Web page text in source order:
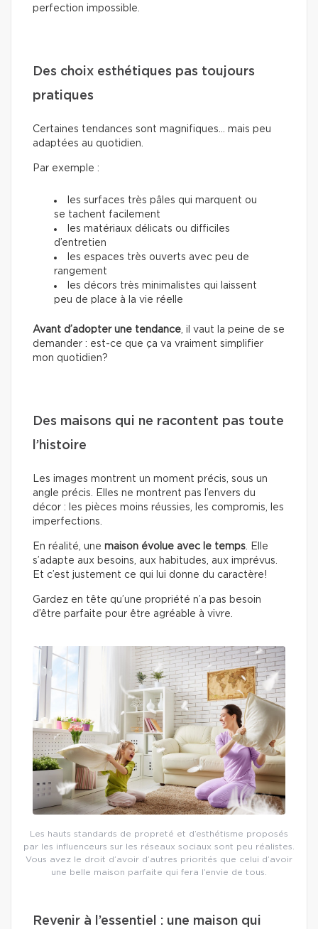
perfection impossible.
Des choix esthétiques pas toujours
pratiques
Certaines tendances sont magnifiques… mais peu
adaptées au quotidien.
Par exemple :
les surfaces très pâles qui marquent ou
se tachent facilement
les matériaux délicats ou difficiles
d’entretien
les espaces très ouverts avec peu de
rangement
les décors très minimalistes qui laissent
peu de place à la vie réelle
Avant d’adopter une tendance , il vaut la peine de se
demander : est-ce que ça va vraiment simplifier
mon quotidien?
Des maisons qui ne racontent pas toute
l’histoire
Les images montrent un moment précis, sous un
angle précis. Elles ne montrent pas l’envers du
décor : les pièces moins réussies, les compromis, les
imperfections.
En réalité, une maison évolue avec le temps . Elle
s’adapte aux besoins, aux habitudes, aux imprévus.
Et c’est justement ce qui lui donne du caractère!
Gardez en tête qu’une propriété n’a pas besoin
d’être parfaite pour être agréable à vivre.
Les hauts standards de propreté et d’esthétisme proposés
par les influenceurs sur les réseaux sociaux sont peu réalistes.
Vous avez le droit d’avoir d’autres priorités que celui d’avoir
une belle maison parfaite qui fera l’envie de tous.
Revenir à l’essentiel : une maison qui